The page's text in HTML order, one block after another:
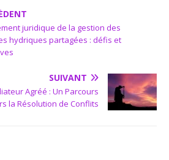
juridique de la gestion des
hydriques partagées : défis et
SUIVANT
Agréé : Un Parcours
la Résolution de Conflits